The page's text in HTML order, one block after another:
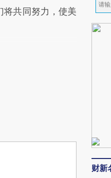
将共同努力，使美
财新